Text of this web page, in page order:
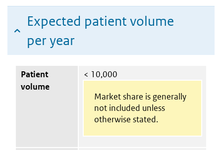
Expected patient volume
per year
Patient
volume
< 10,000
Market share is generally
not included unless
otherwise stated.